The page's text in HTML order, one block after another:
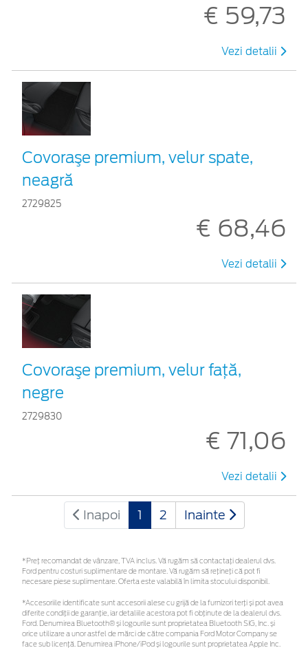
€ 59,73
Vezi detalii
Covoraşe premium, velur spate,
neagră
2729825
€ 68,46
Vezi detalii
Covoraşe premium, velur faţă,
negre
2729830
€ 71,06
Vezi detalii
Inapoi 1 2 Inainte
*Preţ recomandat de vânzare, TVA inclus. Vă rugăm să contactaţi dealerul dvs.
Ford pentru costuri suplimentare de montare. Vă rugăm să rețineți că pot fi
necesare piese suplimentare. Oferta este valabilă în limita stocului disponibil.
*Accesoriile identificate sunt accesorii alese cu grijă de la furnizori terți și pot avea
diferite condiții de garanție, iar detaliile acestora pot fi obținute de la dealerul dvs.
Ford. Denumirea Bluetooth® și logourile sunt proprietatea Bluetooth SIG, Inc. și
orice utilizare a unor astfel de mărci de către compania Ford Motor Company se
face sub licență. Denumirea iPhone/iPod și logourile sunt proprietatea Apple Inc.